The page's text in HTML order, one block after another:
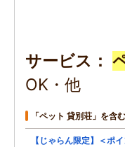
サービス
OK・他
「ペット 貸別荘」を含
【じゃらん限定】＜ポ